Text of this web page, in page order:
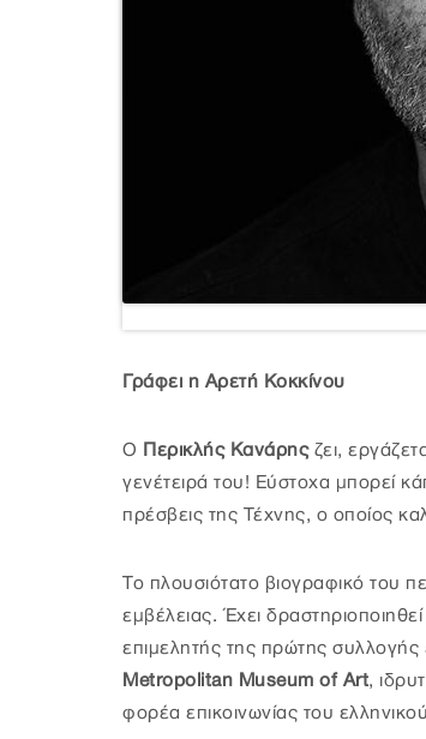
Γράφει η Αρετή Κοκκίνου
Ο Περικλής Κανάρηςζει,
γενέτειρά του! Εύστοχα μπορεί
πρέσβεις της Τέχνης, ο οποίος
Το πλουσιότατο βιογραφικό του
εμβέλειας. Έχει
επιμελητής της πρώτης συλλογής
Metropolitan Museum of Art,
φορέα επικοινωνίας του